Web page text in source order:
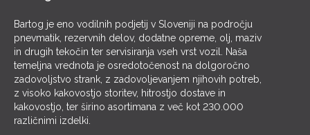
Bartog je eno vodilnih podjetij v Sloveniji na področju
pnevmatik, rezervnih delov, dodatne opreme, olj, maziv
in drugih tekočin ter servisiranja vseh vrst vozil. Naša
temeljna vrednota je osredotočenost na dolgoročno
zadovoljstvo strank, z zadovoljevanjem njihovih potreb,
z visoko kakovostjo storitev, hitrostjo dostave in
kakovostjo, ter širino asortimana z več kot 230.000
različnimi izdelki.